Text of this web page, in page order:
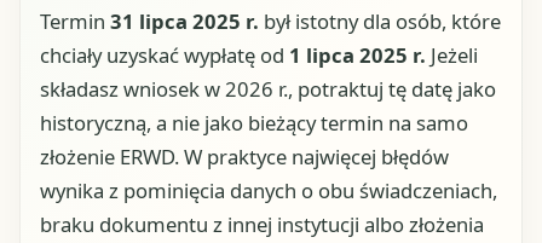
Termin 31 lipca 2025 r. był istotny dla osób, które
chciały uzyskać wypłatę od 1 lipca 2025 r. Jeżeli
składasz wniosek w 2026 r., potraktuj tę datę jako
historyczną, a nie jako bieżący termin na samo
złożenie ERWD. W praktyce najwięcej błędów
wynika z pominięcia danych o obu świadczeniach,
braku dokumentu z innej instytucji albo złożenia